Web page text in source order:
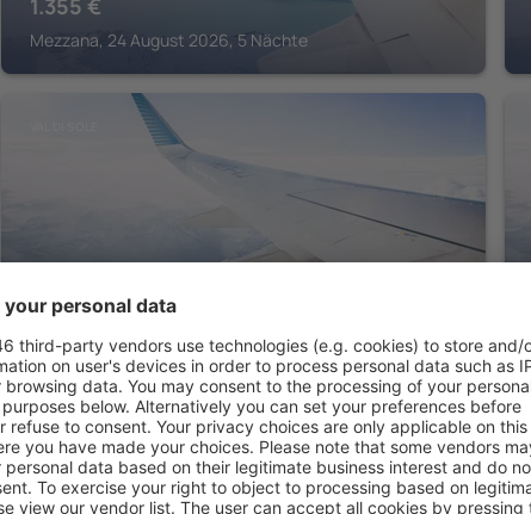
1.355 €
Mezzana, 24 August 2026, 5 Nächte
Park Hotel
Folgarida, 22 August 2026, 2 Nächte
VAL DI SOLE